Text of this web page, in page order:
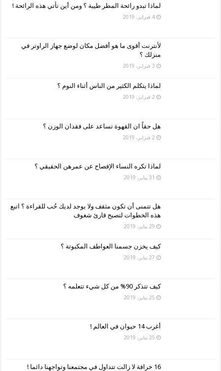
لماذا تبدو رائحة المطر طيبة ؟ ومن أين تأتي هذه الرائحة !
4 فبراير، 2019
لأنترنت أقوى ما هو أفضل مكان لوضع جهاز الراوتر في
منزلك ؟
3 فبراير، 2019
لماذا يتكلم الكثير من الناس أثناء النوم ؟
2 فبراير، 2019
هل حقاً ان القهوة تساعد على فقدان الوزن ؟
2 فبراير، 2019
لماذا تكره النساء الإفصاح عن عمرهن الحقيقي ؟
31 يناير، 2019
هل تتمنى أن تكون مثقف ولا يوجد لديك حُب للقراءة ؟ اتبع
هذه الخطوات لتصبح قارئ شغوف
29 يناير، 2019
كيف يخزن جسمنا العواطف المكبوتة ؟
27 يناير، 2019
كيف تتذكر 90% من كل شيء تتعلمه ؟
25 يناير، 2019
أغرب 14 حيوان في العالم !
25 يناير، 2019
16 خرافة لا زالت تتداول في مجتمعنا وتواجهنا دائما !